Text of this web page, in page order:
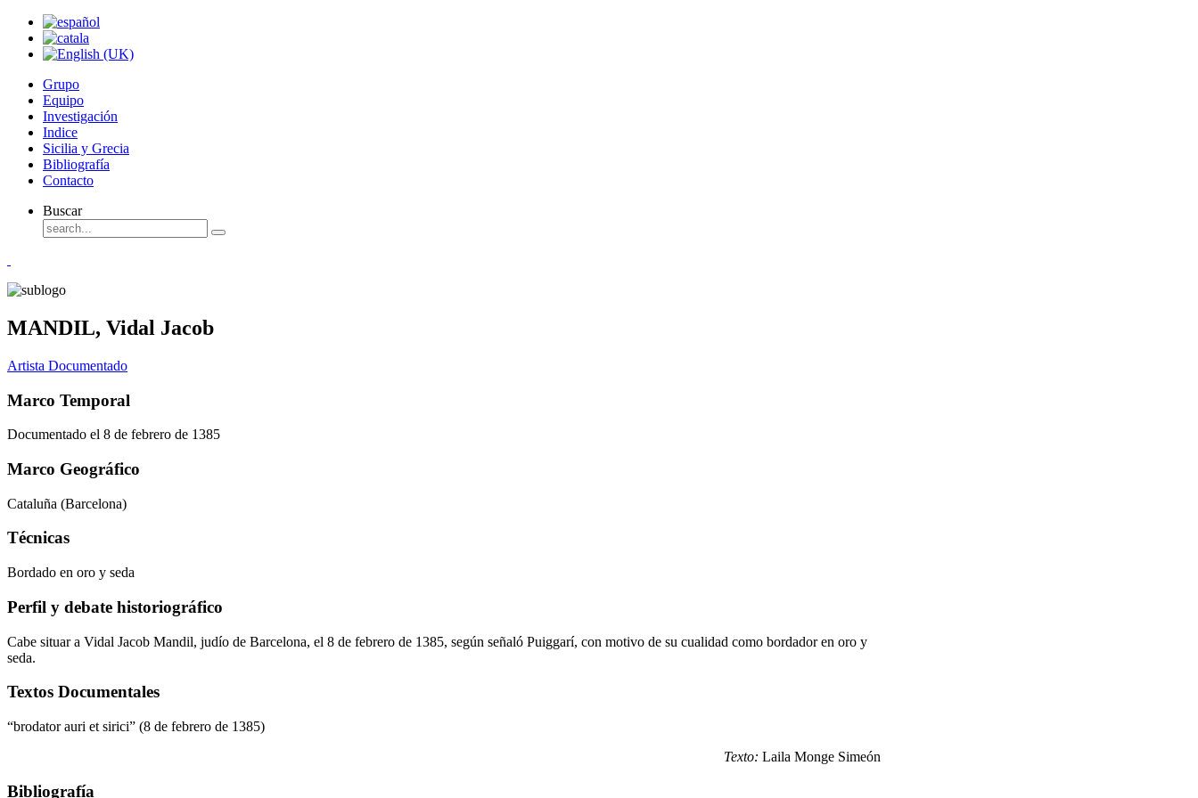
Grupo
Equipo
Investigación
Indice
Sicilia y Grecia
Bibliografía
Contacto
Buscar
MANDIL, Vidal Jacob
Artista Documentado
Marco Temporal
Documentado el 8 de febrero de 1385
Marco Geográfico
Cataluña (Barcelona)
Técnicas
Bordado en oro y seda
Perfil y debate historiográfico
Cabe situar a Vidal Jacob Mandil, judío de Barcelona, el 8 de febrero de 1385, según señaló Puiggarí, con motivo de su cualidad como bordador en oro y
seda.
Textos Documentales
“brodator auri et sirici” (8 de febrero de 1385)
Texto: Laila Monge Simeón
Bibliografía